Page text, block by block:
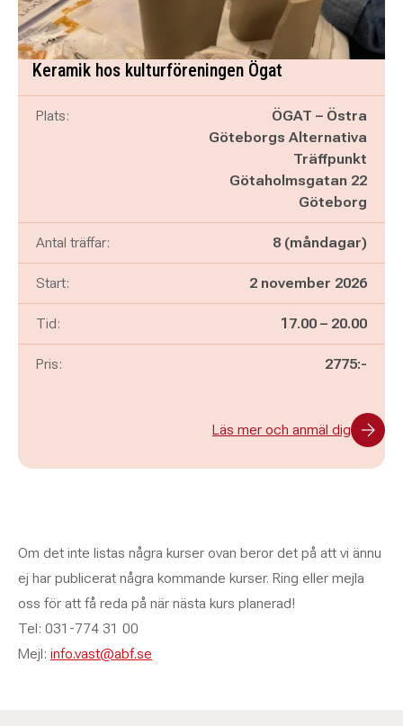
Keramik hos kulturföreningen Ögat
Plats:
ÖGAT – Östra
Göteborgs Alternativa
Träffpunkt
Götaholmsgatan 22
Göteborg
Antal träffar: 8 (måndagar)
Start: 2 november 2026
Tid: Pågår mellan
17.00 – och
20.00
Pris: 2775:-
Läs mer och anmäl dig
Om det inte listas några kurser ovan beror det på att vi ännu
ej har publicerat några kommande kurser. Ring eller mejla
oss för att få reda på när nästa kurs planerad!
Tel: 031-774 31 00
Mejl: info.vast@abf.se